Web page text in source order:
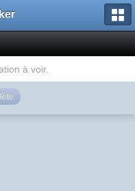
à voir.